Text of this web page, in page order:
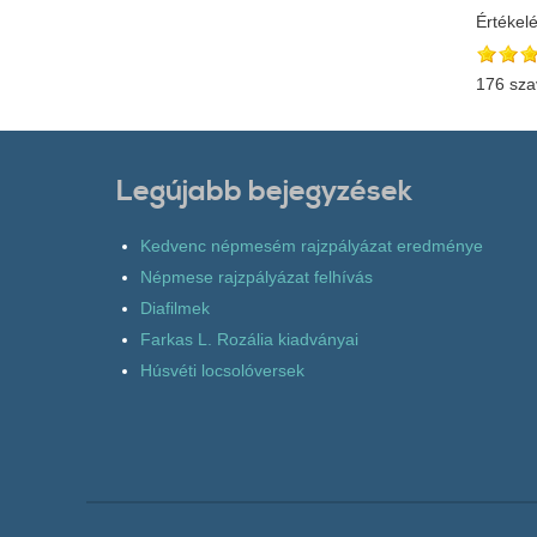
176
Legújabb bejegyzések
Kedvenc népmesém rajzpályázat eredménye
Népmese rajzpályázat felhívás
Diafilmek
Farkas L. Rozália kiadványai
Húsvéti locsolóversek